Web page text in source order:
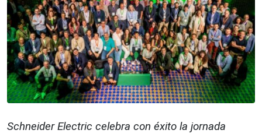
Schneider Electric celebra con éxito la jornada